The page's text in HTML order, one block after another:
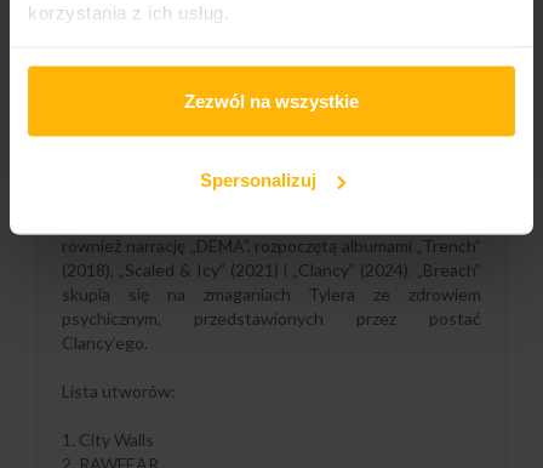
korzystania z ich usług.
Zezwól na wszystkie
Spersonalizuj
Twenty One Pilots, laureaci nagrody GRAMMY, ogłosili
Contract”, ukazał się 12 czerwca. Zespół, znany z
„Breach” to szczytowy moment w karierze zespołu po
również narrację „DEMA”, rozpoczętą albumami „Trench”
(2018), „Scaled & Icy” (2021) i „Clancy” (2024). „Breach”
skupia się na zmaganiach Tylera ze zdrowiem
psychicznym, przedstawionych przez postać
Clancy’ego.
Lista utworów:
1. City Walls